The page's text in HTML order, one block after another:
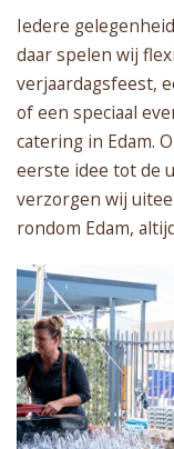
Iedere
daar spelen wij
verjaardagsfeest,
of een speciaal
catering in Edam.
eerste idee tot de
verzorgen wij
rondom Edam,